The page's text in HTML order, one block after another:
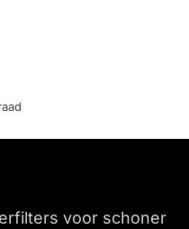
voor schoner